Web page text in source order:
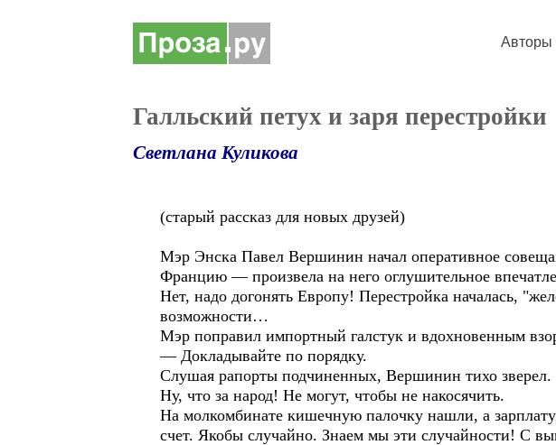
Авторы
Галльский петух и заря перестройки
Светлана Куликова
(старый рассказ для новых друзей)
Мэр Энска Павел Вершинин начал оперативное
Францию — произвела на него оглушительное
Нет, надо догонять Европу! Перестройка началась,
возможности…
Мэр поправил импортный галстук и вдохновенным
— Докладывайте по порядку.
Слушая рапорты подчиненных, Вершинин тихо зверел.
Ну, что за народ! Не могут, чтобы не накосячить.
На молкомбинате кишечную палочку нашли, а
счет. Якобы случайно. Знаем мы эти случайности! С